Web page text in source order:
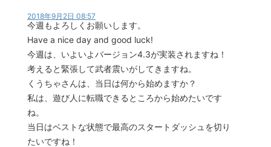
2018年9月2日 08:57
今週もよろしくお願いします。
Have a nice day and good luck!
今週は、いよいよバージョン4.3が実装されますね！
考えると緊張して武者震いがしてきますね。
くうちゃさんは、当日は何から始めますか？
私は、遊び人に転職できるところから始めたいです
ね。
当日はベストな状態で最高のスタートダッシュを切り
たいですね！